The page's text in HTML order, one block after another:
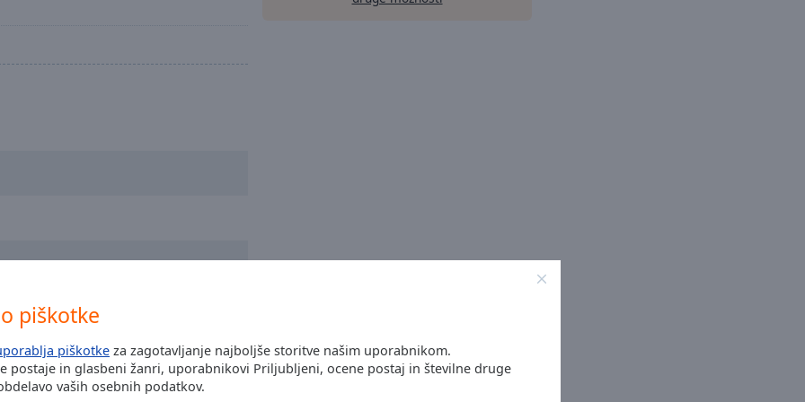
piškotke
piškotke za zagotavljanje najboljše storitve našim uporabnikom.
postaje in glasbeni žanri, uporabnikovi Priljubljeni, ocene postaj in številne druge
vaših osebnih podatkov.